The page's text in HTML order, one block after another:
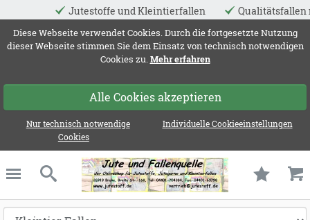
und Kleintierfallen Qualitätsfallen made in EU
Diese Webseite verwendet Cookies. Durch die fortgesetzte Nutzung
dieser Webseite stimmen Sie dem Einsatz von technisch notwendigen
Cookies zu. Mehr erfahren
Alle Cookies akzeptieren
Nur technisch notwendige
Cookies
Individuelle Cookieeinstellungen
Jute und
schließen
Suche